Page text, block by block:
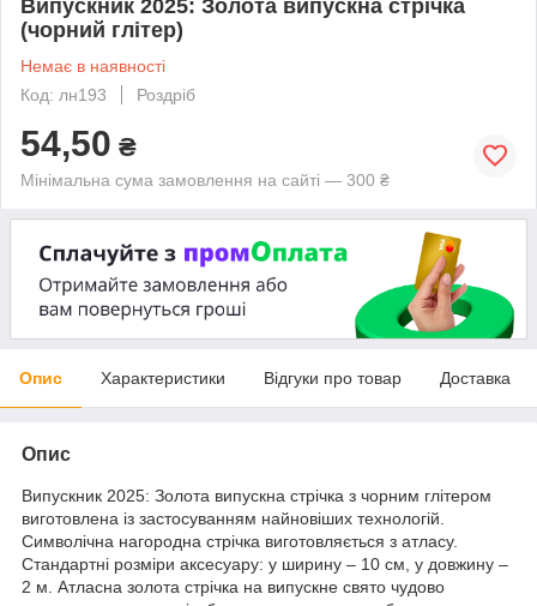
Випускник 2025: Золота випускна стрічка
(чорний глітер)
Немає в наявності
Код: лн193
Роздріб
54,50 ₴
Мінімальна сума замовлення на сайті — 300 ₴
Опис Характеристики Відгуки про товар Доставка
Опис
Випускник 2025: Золота випускна стрічка з чорним глітером
виготовлена із застосуванням найновіших технологій.
Символічна нагородна стрічка виготовляється з атласу.
Стандартні розміри аксесуару: у ширину – 10 см, у довжину –
2 м. Атласна золота стрічка на випускне свято чудово